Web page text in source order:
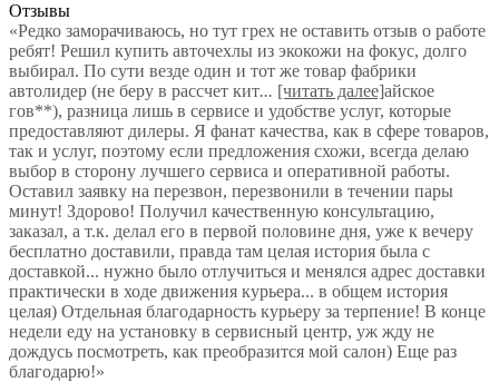
Отзывы
«Редко заморачиваюсь, но тут грех не оставить отзыв о работе
ребят! Решил купить авточехлы из экокожи на фокус, долго
выбирал. По сути везде один и тот же товар фабрики
автолидер (не беру в рассчет кит... [читать далее]айское
гов**), разница лишь в сервисе и удобстве услуг, которые
предоставляют дилеры. Я фанат качества, как в сфере товаров,
так и услуг, поэтому если предложения схожи, всегда делаю
выбор в сторону лучшего сервиса и оперативной работы.
Оставил заявку на перезвон, перезвонили в течении пары
минут! Здорово! Получил качественную консультацию,
заказал, а т.к. делал его в первой половине дня, уже к вечеру
бесплатно доставили, правда там целая история была с
доставкой... нужно было отлучиться и менялся адрес доставки
практически в ходе движения курьера... в общем история
целая) Отдельная благодарность курьеру за терпение! В конце
недели еду на установку в сервисный центр, уж жду не
дождусь посмотреть, как преобразится мой салон) Еще раз
благодарю!»